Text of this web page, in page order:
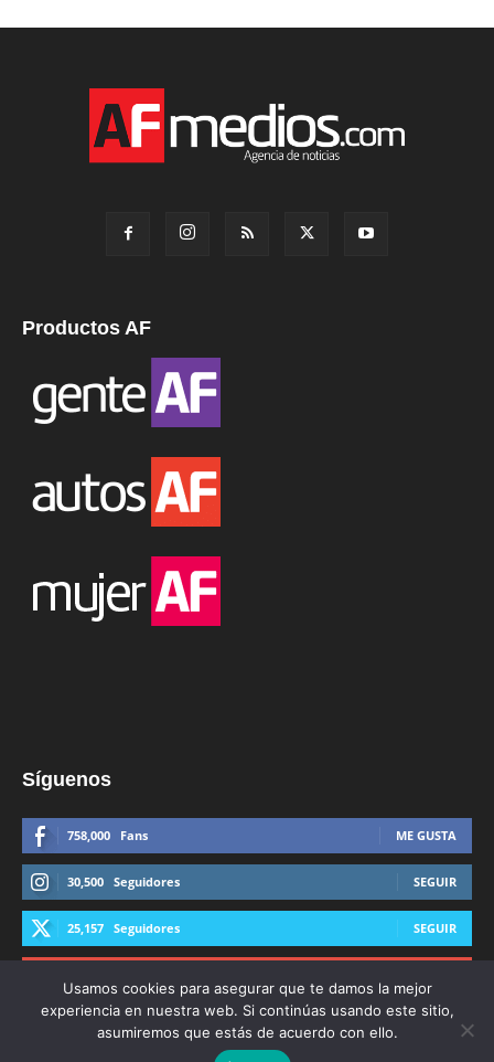
Productos AF
Síguenos
758,000 Fans ME GUSTA
30,500 Seguidores SEGUIR
25,157 Seguidores SEGUIR
Usamos cookies para asegurar que te damos la mejor
experiencia en nuestra web. Si continúas usando este sitio,
asumiremos que estás de acuerdo con ello.